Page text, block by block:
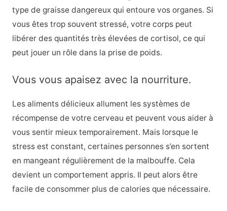
type de graisse dangereux qui entoure vos organes. Si
vous êtes trop souvent stressé, votre corps peut
libérer des quantités très élevées de cortisol, ce qui
peut jouer un rôle dans la prise de poids.
Vous vous apaisez avec la nourriture.
Les aliments délicieux allument les systèmes de
récompense de votre cerveau et peuvent vous aider à
vous sentir mieux temporairement. Mais lorsque le
stress est constant, certaines personnes s’en sortent
en mangeant régulièrement de la malbouffe. Cela
devient un comportement appris. Il peut alors être
facile de consommer plus de calories que nécessaire.